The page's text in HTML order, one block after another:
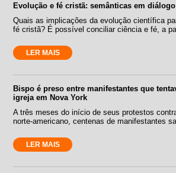
Evolução e fé cristã: semânticas em diálogo
Quais as implicações da evolução científica
fé cristã? É possível conciliar ciência e fé, a
LER MAIS
Bispo é preso entre manifestantes que
igreja em Nova York
A três meses do início de seus protestos
norte-americano, centenas de manifestantes
LER MAIS